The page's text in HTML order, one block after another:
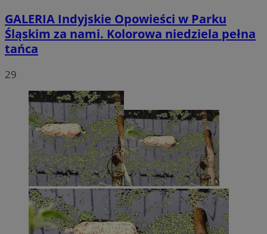
GALERIA Indyjskie Opowieści w Parku
Śląskim za nami. Kolorowa niedziela pełna
tańca
29